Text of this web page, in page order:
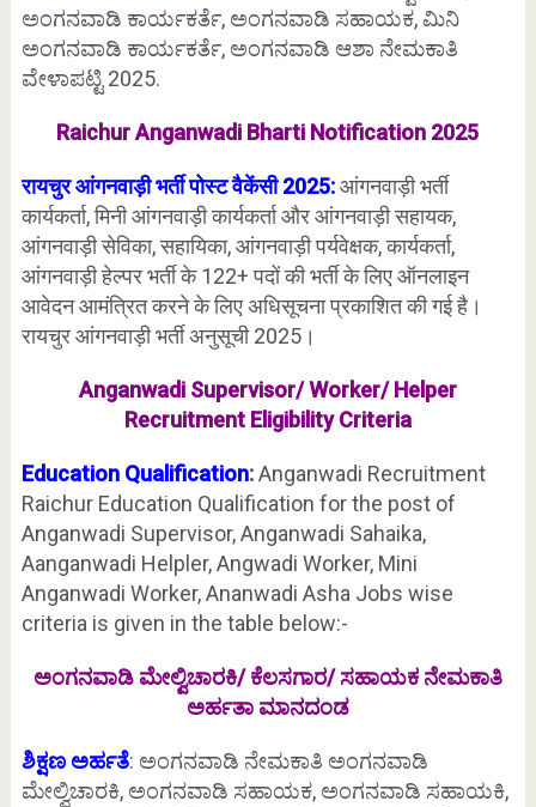
ಅಂಗನವಾಡಿ ಕಾರ್ಯಕರ್ತೆ, ಅಂಗನವಾಡಿ ಸಹಾಯಕ, ಮಿನಿ
ಅಂಗನವಾಡಿ ಕಾರ್ಯಕರ್ತೆ, ಅಂಗನವಾಡಿ ಆಶಾ ನೇಮಕಾತಿ
ವೇಳಾಪಟ್ಟಿ 2025.
Raichur Anganwadi Bharti Notification 2025
रायचुर आंगनवाड़ी भर्ती पोस्ट वैकेंसी 2025:आंगनवाड़ी भर्ती
कार्यकर्ता, मिनी आंगनवाड़ी कार्यकर्ता और आंगनवाड़ी सहायक,
आंगनवाड़ी सेविका, सहायिका, आंगनवाड़ी पर्यवेक्षक, कार्यकर्ता,
आंगनवाड़ी हेल्पर भर्ती के 122+ पदों की भर्ती के लिए ऑनलाइन
आवेदन आमंत्रित करने के लिए अधिसूचना प्रकाशित की गई है।
रायचुर आंगनवाड़ी भर्ती अनुसूची 2025।
Anganwadi Supervisor/ Worker/ Helper
Recruitment Eligibility Criteria
Education Qualification:Anganwadi Recruitment
Raichur Education Qualification for the post of
Anganwadi Supervisor, Anganwadi Sahaika,
Aanganwadi Helpler, Angwadi Worker, Mini
Anganwadi Worker, Ananwadi Asha Jobs wise
criteria is given in the table below:-
ಅಂಗನವಾಡಿ ಮೇಲ್ವಿಚಾರಕಿ/ ಕೆಲಸಗಾರ/ ಸಹಾಯಕ ನೇಮಕಾತಿ
ಅರ್ಹತಾ ಮಾನದಂಡ
ಶಿಕ್ಷಣ ಅರ್ಹತೆ: ಅಂಗನವಾಡಿ ನೇಮಕಾತಿ ಅಂಗನವಾಡಿ
ಮೇಲ್ವಿಚಾರಕಿ, ಅಂಗನವಾಡಿ ಸಹಾಯಕ, ಅಂಗನವಾಡಿ ಸಹಾಯಕಿ,